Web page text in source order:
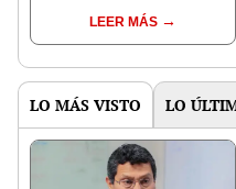
LEER MÁS
LO MÁS VISTO LO